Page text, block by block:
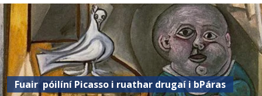
Fuair ​​ póilíní Picasso i ruathar drugaí i bPáras